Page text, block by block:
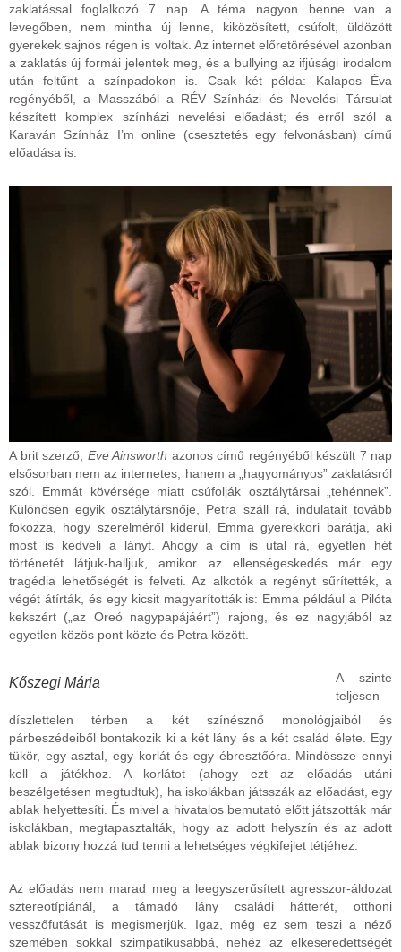
zaklatással foglalkozó 7 nap. A téma nagyon benne van a
levegőben, nem mintha új lenne, kiközösített, csúfolt, üldözött
gyerekek sajnos régen is voltak. Az internet előretörésével azonban
a zaklatás új formái jelentek meg, és a bullying az ifjúsági irodalom
után feltűnt a színpadokon is. Csak két példa: Kalapos Éva
regényéből, a Masszából a RÉV Színházi és Nevelési Társulat
készített komplex színházi nevelési előadást; és erről szól a
Karaván Színház I’m online (csesztetés egy felvonásban) című
előadása is.
A brit szerző, Eve Ainsworth azonos című regényéből készült 7 nap
elsősorban nem az internetes, hanem a „hagyományos” zaklatásról
szól. Emmát kövérsége miatt csúfolják osztálytársai „tehénnek”.
Különösen egyik osztálytársnője, Petra száll rá, indulatait tovább
fokozza, hogy szerelméről kiderül, Emma gyerekkori barátja, aki
most is kedveli a lányt. Ahogy a cím is utal rá, egyetlen hét
történetét látjuk-halljuk, amikor az ellenségeskedés már egy
tragédia lehetőségét is felveti. Az alkotók a regényt sűrítették, a
végét átírták, és egy kicsit magyarították is: Emma például a Pilóta
kekszért („az Oreó nagypapájáért”) rajong, és ez nagyjából az
egyetlen közös pont közte és Petra között.
Kőszegi Mária
A szinte
teljesen
díszlettelen térben a két színésznő monológjaiból és
párbeszédeiből bontakozik ki a két lány és a két család élete. Egy
tükör, egy asztal, egy korlát és egy ébresztőóra. Mindössze ennyi
kell a játékhoz. A korlátot (ahogy ezt az előadás utáni
beszélgetésen megtudtuk), ha iskolákban játsszák az előadást, egy
ablak helyettesíti. És mivel a hivatalos bemutató előtt játszották már
iskolákban, megtapasztalták, hogy az adott helyszín és az adott
ablak bizony hozzá tud tenni a lehetséges végkifejlet tétjéhez.
Az előadás nem marad meg a leegyszerűsített agresszor-áldozat
sztereotípiánál, a támadó lány családi hátterét, otthoni
vesszőfutását is megismerjük. Igaz, még ez sem teszi a néző
szemében sokkal szimpatikusabbá, nehéz az elkeseredettségét